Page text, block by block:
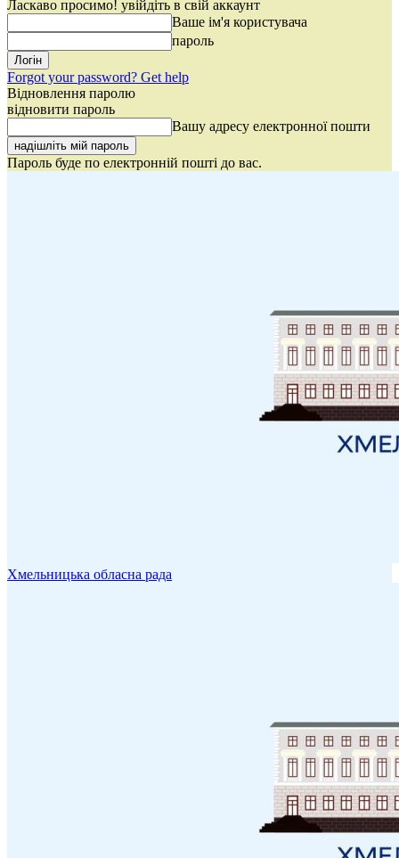
Ласкаво просимо! увійдіть в свій аккаунт
Ваше ім'я користувача
пароль
Forgot your password? Get help
Відновлення паролю
відновити пароль
Вашу адресу електронної пошти
Пароль буде по електронній пошті до вас.
Хмельницька обласна рада